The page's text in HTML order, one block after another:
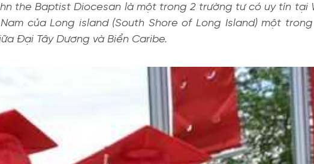
the Baptist Diocesan là một trong 2 trường tư có uy tín tại
của Long island (South Shore of Long Island) một
Đại Tây Dương và Biển Caribe.